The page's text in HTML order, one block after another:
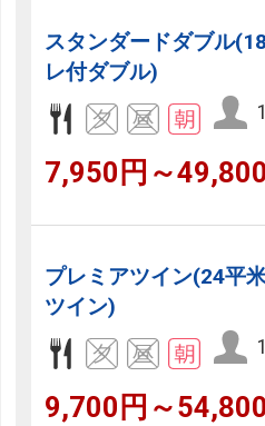
スタンダードダブル
レ付ダブル)
7,950円～
プレミアツイン(24平
ツイン)
9,700円～